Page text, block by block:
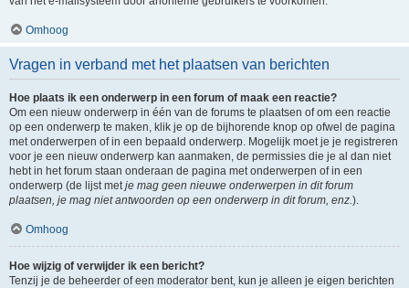
Omhoog
Vragen in verband met het plaatsen van berichten
Hoe plaats ik een onderwerp in een forum of maak een reactie?
Om een nieuw onderwerp in één van de forums te plaatsen of om een reactie
op een onderwerp te maken, klik je op de bijhorende knop op ofwel de pagina
met onderwerpen of in een bepaald onderwerp. Mogelijk moet je je registreren
voor je een nieuw onderwerp kan aanmaken, de permissies die je al dan niet
hebt in het forum staan onderaan de pagina met onderwerpen of in een
onderwerp (de lijst metje mag geen nieuwe onderwerpen in dit forum
plaatsen, je mag niet antwoorden op een onderwerp in dit forum, enz.).
Omhoog
Hoe wijzig of verwijder ik een bericht?
Tenzij je de beheerder of een moderator bent, kun je alleen je eigen berichten